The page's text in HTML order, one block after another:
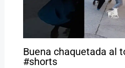
Buena chaquetada al
#shorts